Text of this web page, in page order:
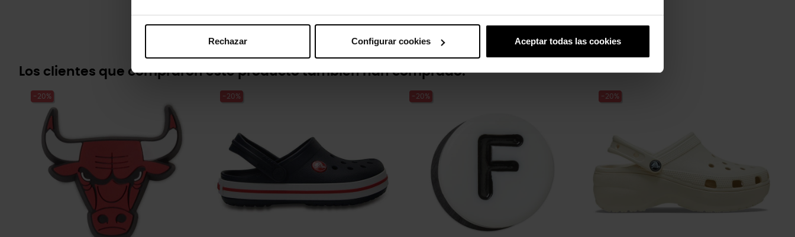
Rechazar Configurar cookies Aceptar todas las cookies
Los clientes que compraron este producto también han comprado:
-20% -20% -20% -20%